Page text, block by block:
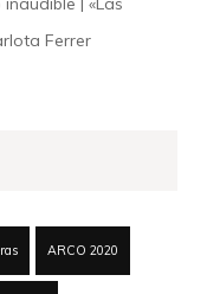
Ferrer
ARCO 2020